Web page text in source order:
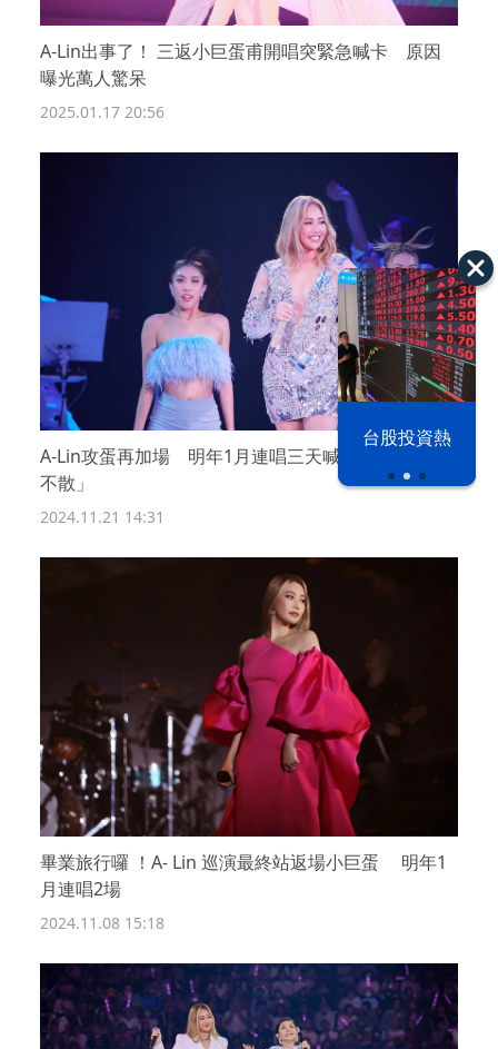
以色列 穹頂
之下
台股投資熱
A-Lin出事了！ 三返小巨蛋甫開唱突緊急喊卡 原因
曝光萬人驚呆
2025.01.17 20:56
A-Lin攻蛋再加場 明年1月連唱三天喊話歌迷「不見
不散」
2024.11.21 14:31
畢業旅行囉 ！A- Lin 巡演最終站返場小巨蛋 明年1
月連唱2場
2024.11.08 15:18